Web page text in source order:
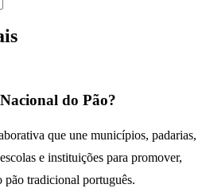
do Pão?
que une municípios, padarias,
e instituições para promover,
tradicional português.